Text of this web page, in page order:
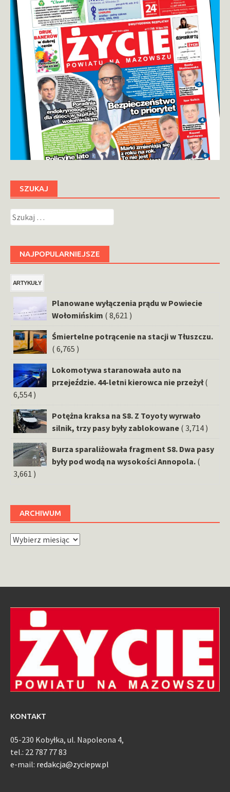
SZUKAJ
Szukaj:
NAJPOPULARNIEJSZE
ARTYKUŁY
Planowane wyłączenia prądu w Powiecie
Wołomińskim ( 8,621 )
Śmiertelne potrącenie na stacji w Tłuszczu.
( 6,765 )
Lokomotywa staranowała auto na
przejeździe. 44-letni kierowca nie przeżył (
6,554 )
Potężna kraksa na S8. Z Toyoty wyrwało
silnik, trzy pasy były zablokowane ( 3,714 )
Burza sparaliżowała fragment S8. Dwa pasy
były pod wodą na wysokości Annopola. (
3,661 )
ARCHIWUM
Archiwum
KONTAKT
05-230 Kobyłka, ul. Napoleona 4,
tel.: 22 787 77 83
e-mail: redakcja@zyciepw.pl